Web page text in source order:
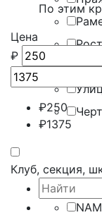
По этим
Цена
₽
₽250
₽1375
Клуб, секция,